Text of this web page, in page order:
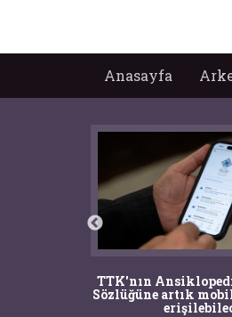
Anasayfa
TTK'nın
Sözlüğüne artık